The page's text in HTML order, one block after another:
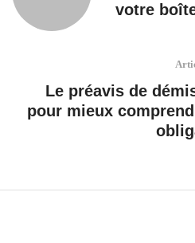
votre
Le préavis de
pour mieux